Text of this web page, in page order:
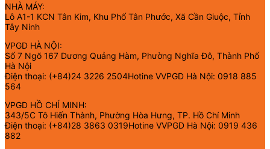
NHÀ MÁY:
Lô A1-1 KCN Tân Kim, Khu Phố Tân Phước, Xã Cần Giuộc, Tỉnh
Tây Ninh
VPGD HÀ NỘI:
Số 7 Ngõ 167 Dương Quảng Hàm, Phường Nghĩa Đô, Thành Phố
Hà Nội
Điện thoại: (+84)24 3226 2504Hotine VVPGD Hà Nội: 0918 885
564
VPGD HỒ CHÍ MINH:
343/5C Tô Hiến Thành, Phường Hòa Hưng, TP. Hồ Chí Minh
Điện thoại: (+84)28 3863 0319Hotine VVPGD Hà Nội: 0919 436
882